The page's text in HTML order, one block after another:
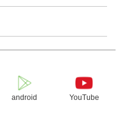
android YouTube